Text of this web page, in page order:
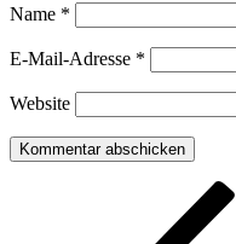
Name *
E-Mail-Adresse *
Website
Beitragsnavigation